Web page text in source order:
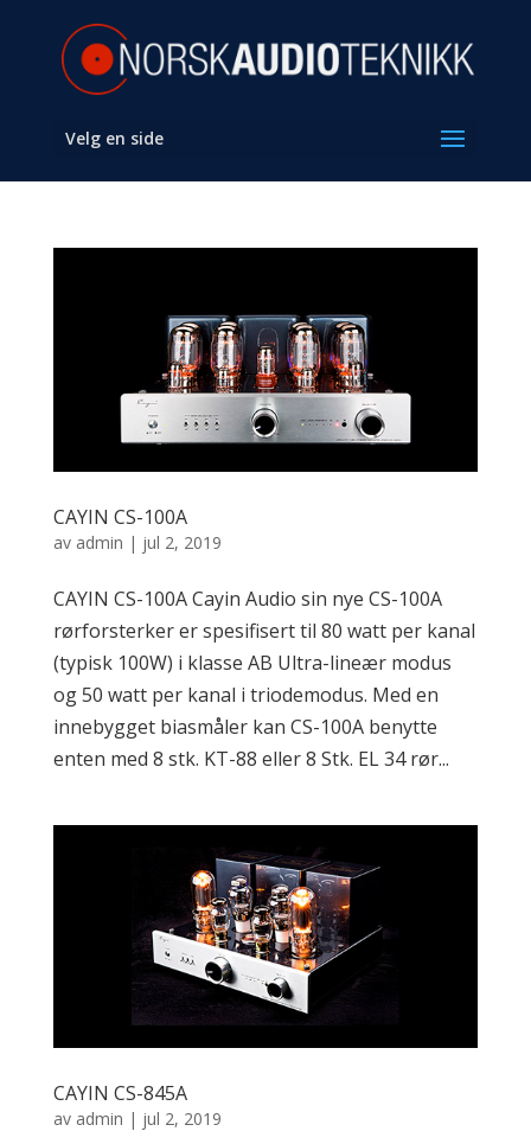
Velg en side
CAYIN CS-100A
av admin | jul 2, 2019
CAYIN CS-100A Cayin Audio sin nye CS-100A
rørforsterker er spesifisert til 80 watt per kanal
(typisk 100W) i klasse AB Ultra-lineær modus
og 50 watt per kanal i triodemodus. Med en
innebygget biasmåler kan CS-100A benytte
enten med 8 stk. KT-88 eller 8 Stk. EL 34 rør...
CAYIN CS-845A
av admin | jul 2, 2019